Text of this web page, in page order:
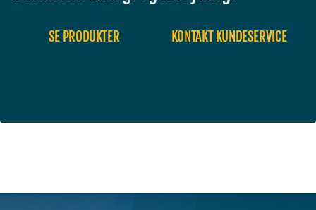
SE PRODUKTER KONTAKT KUNDESERVICE